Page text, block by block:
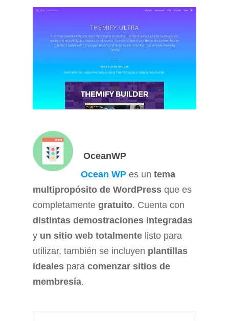
OceanWP
Ocean WP es un tema
multipropósito de WordPress que es
completamente gratuito. Cuenta con
distintas demostraciones integradas
y un sitio web totalmente listo para
utilizar, también se incluyen plantillas
ideales para comenzar sitios de
membresía.